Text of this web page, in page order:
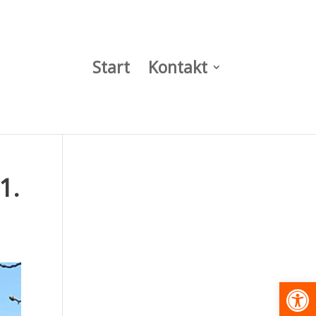
Start Kontakt